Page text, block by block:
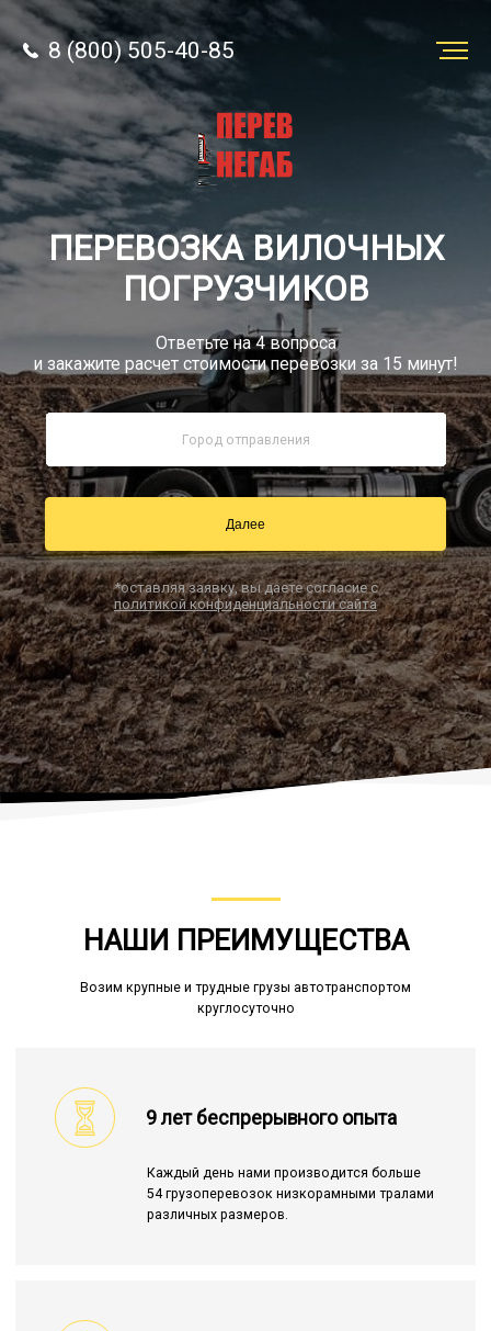
8 (800) 505-40-85
Звонок по России бесплатный
sale@simtruck-negabarit.ru
Заказать звонок
Заказать
перевозку
Грузы
8 (800) 505-40-85
ПЕРЕВОЗКА ВИЛОЧНЫХ
ПОГРУЗЧИКОВ
Ответьте на 4 вопроса
и закажите расчет стоимости перевозки за 15 минут!
Далее
*оставляя заявку, вы даете согласие с
политикой конфиденциальности сайта
НАШИ ПРЕИМУЩЕСТВА
Возим крупные и трудные грузы автотранспортом
круглосуточно
9 лет беспрерывного опыта
Каждый день нами производится больше
54 грузоперевозок низкорамными тралами
различных размеров.